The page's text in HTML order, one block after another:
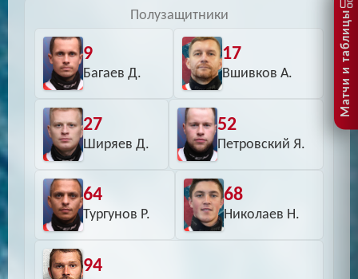
Полузащитники
9
Багаев Д.
17
Вшивков А.
27
Ширяев Д.
52
Петровский Я.
64
Тургунов Р.
68
Николаев Н.
94
Матчи и таблицы